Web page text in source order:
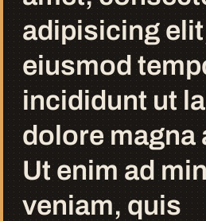
adipisicing
eiusmod
incididunt ut
dolore magna
Ut enim ad
veniam, quis